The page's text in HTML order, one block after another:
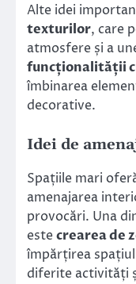
Alte idei
texturilor, care
atmosfere și a
funcționalității
îmbinarea
decorative.
Idei de
Spațiile mari
amenajarea
provocări. Una
estecrearea de
împărțirea
diferite activități